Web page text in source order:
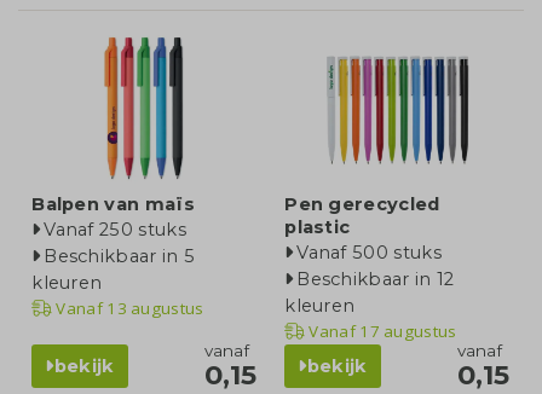
Balpen van maïs
Vanaf 250 stuks
Beschikbaar in 5
kleuren
Vanaf13 augustus
bekijk
vanaf
0,15
Pen gerecycled
plastic
Vanaf 500 stuks
Beschikbaar in 12
kleuren
Vanaf17 augustus
bekijk
vanaf
0,15